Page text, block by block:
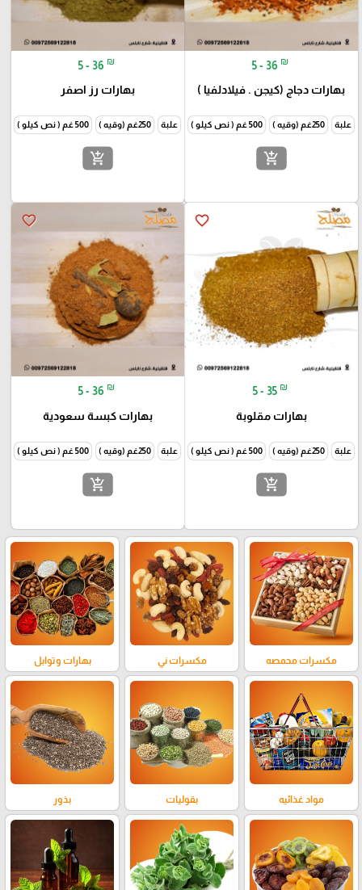
5 - 36 ₪
بهارات دجاج (كيجن . فيلادلفيا )
علبة 250غم (وقيه ) 500 غم ( نص كيلو ) 1000غم (كيلو )
add_shopping_cart
5 - 36 ₪
بهارات رز اصفر
علبة 250غم (وقيه ) 500 غم ( نص كيلو )
add_shopping_cart
favorite_border
5 - 35 ₪
بهارات مقلوبة
علبة 250غم (وقيه ) 500 غم ( نص كيلو ) 1000غم (كيلو )
add_shopping_cart
favorite_border
5 - 36 ₪
بهارات كبسة سعودية
علبة 250غم (وقيه ) 500 غم ( نص كيلو )
add_shopping_cart
مكسرات محمصه مكسرات ني بهارات وتوابل
مواد غذائيه بقوليات بذور